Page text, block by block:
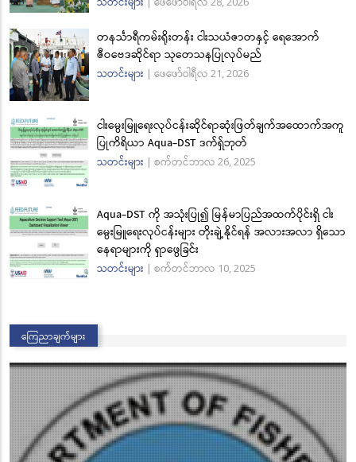
တနင်္သာရီကမ်းရိုးတန်း ငါးသယံဇာတနှင့် ရေအောက်
ဇီဝဗေဒဆိုင်ရာ သုတေသနပြုလုပ်မည်
သတင်းများ | ဖေဖော်ဝါရီလ 21, 2026
ငါးမွေးမြူရေးလုပ်ငန်းဆိုင်ရာဆုံးဖြတ်ချက်အထောက်အကူ
ပြုကိရိယာ Aqua-DST ဒက်ရှ်ဘုတ်
သတင်းများ | စက်တင်ဘာလ 26, 2025
Aqua-DST ကို အသုံးပြု၍ မြန်မာပြည်အထက်ပိုင်းရှိ ငါး
မွေးမြူရေးလုပ်ငန်းများ တိုးချဲ့နိုင်ရန် အလားအလာ ရှိသော
နေရာများကို ရှာဖွေခြင်း
သတင်းများ | စက်တင်ဘာလ 10, 2025
ကြေညာချက်များ